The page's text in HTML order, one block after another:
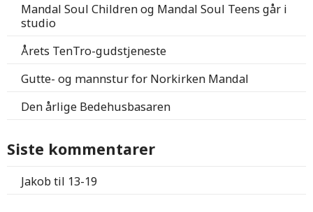
Mandal Soul Children og Mandal Soul Teens går i
studio
Årets TenTro-gudstjeneste
Gutte- og mannstur for Norkirken Mandal
Den årlige Bedehusbasaren
Siste kommentarer
Jakobtil 13-19